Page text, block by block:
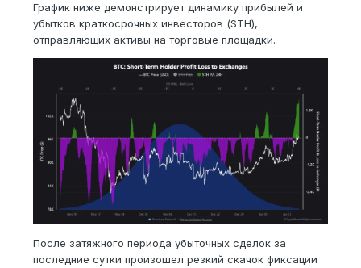
График ниже демонстрирует динамику прибылей и
убытков краткосрочных инвесторов (STH),
отправляющих активы на торговые площадки.
После затяжного периода убыточных сделок за
последние сутки произошел резкий скачок фиксации